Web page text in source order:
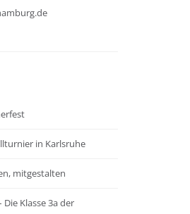
in Karlsruhe
mitgestalten
Die Klasse 3a der